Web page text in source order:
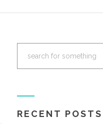
RECENT POSTS